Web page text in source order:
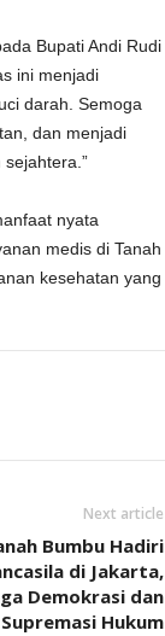
Bupati Andi Rudi
ini menjadi
darah. Semoga
dan menjadi
nyata
medis di Tanah
kesehatan yang
Next article
Bumbu Hadiri
di Jakarta,
Demokrasi dan
Supremasi Hukum